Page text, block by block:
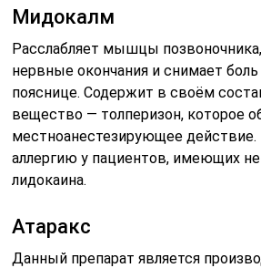
Мидокалм
Расслабляет мышцы
нервные окончания и снимает
пояснице. Содержит в своём
вещество — толперизон, которое
местноанестезирующее
аллергию у пациентов, имеющих
лидокаина.
Атаракс
Данный препарат является